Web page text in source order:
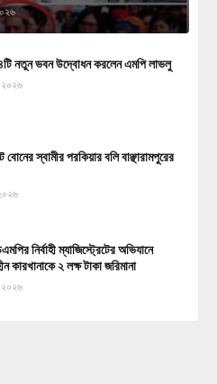
নতুন ভবন উদ্বোধন করলেন এমপি লাভলু
বোনের স্বামীর পরকিয়ার বলি বাঞ্ছারামপুরের
নির্বাহী ম্যাজিস্ট্রেটের অভিযানে
কারখানাকে ২ লক্ষ টাকা জরিমানা